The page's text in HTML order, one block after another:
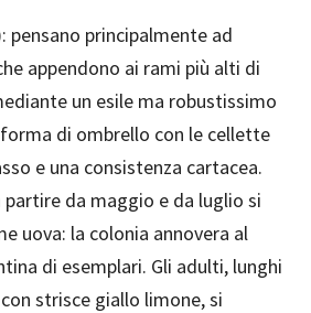
pensano principalmente ad
appendono ai rami più alti di
un esile ma robustissimo
di ombrello con le cellette
e una consistenza cartacea.
da maggio e da luglio si
uova: la colonia annovera al
di esemplari. Gli adulti, lunghi
strisce giallo limone, si